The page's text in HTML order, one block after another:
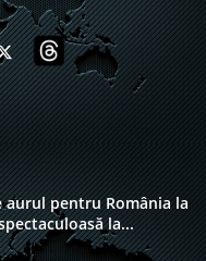
aurul pentru România la
la...